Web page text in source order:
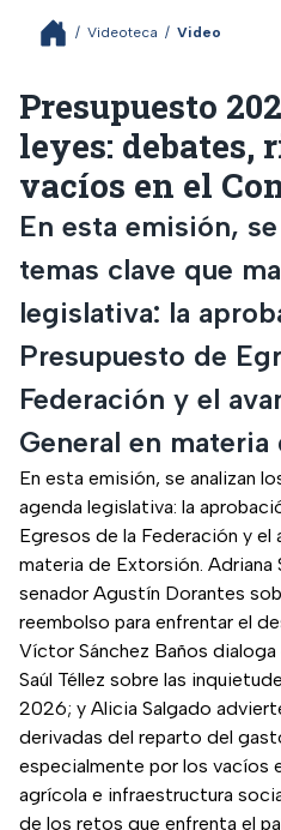
/ Videoteca / Video
Presupuesto
leyes: debates,
vacíos en el
En esta emisión,
temas clave que
legislativa: la
Presupuesto de
Federación y el
General en
En esta emisión, se analizan
agenda legislativa: la
Egresos de la Federación y el
materia de Extorsión. Adriana
senador Agustín Dorantes
reembolso para enfrentar el
Víctor Sánchez Baños
Saúl Téllez sobre las
2026; y Alicia Salgado
derivadas del reparto del
especialmente por los vacíos
agrícola e infraestructura
de los retos que enfrenta el